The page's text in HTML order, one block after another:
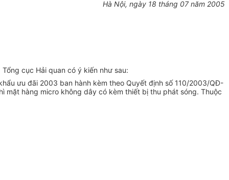
Hà Nội, ngày 18 tháng 07 năm 2005
cục Hải quan có ý kiến như sau:
ưu đãi 2003 ban hành kèm theo Quyết định số 110/2003/QĐ-
hàng micro không dây có kèm thiết bị thu phát sóng. Thuộc